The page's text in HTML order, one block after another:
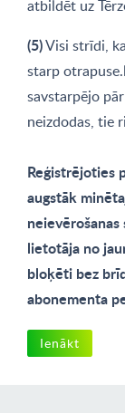
atbildēt uz
(5)Visi strīdi,
starp
savstarpējo
neizdodas, tie
Reģistrējoties
augstāk
lietotāja no
bloķēti bez
abonementa
Ienākt